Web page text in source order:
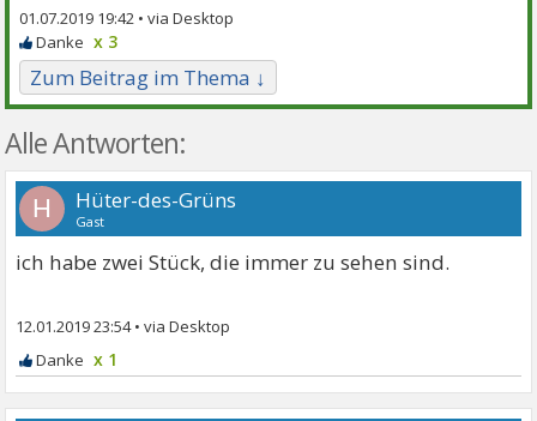
01.07.2019 19:42 •
x 3
Zum Beitrag im Thema ↓
Alle Antworten:
H Hüter-des-Grüns
Gast
ich habe zwei Stück, die immer zu sehen sind.
12.01.2019 23:54•
x 1